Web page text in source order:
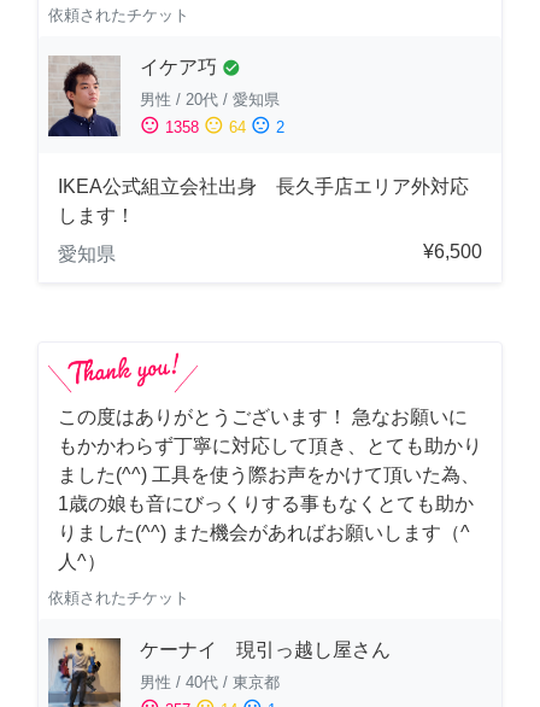
依頼されたチケット
イケア巧 check_circle
男性 / 20代 / 愛知県
sentiment_satisfied 1358 sentiment_neutral 64 sentiment_dissatisfied 2
IKEA公式組立会社出身 長久手店エリア外対応
します！
愛知県
¥6,500
この度はありがとうございます！ 急なお願いに
もかかわらず丁寧に対応して頂き、とても助かり
ました(^^) 工具を使う際お声をかけて頂いた為、
1歳の娘も音にびっくりする事もなくとても助か
りました(^^) また機会があればお願いします（^
人^）
依頼されたチケット
ケーナイ 現引っ越し屋さん
男性 / 40代 / 東京都